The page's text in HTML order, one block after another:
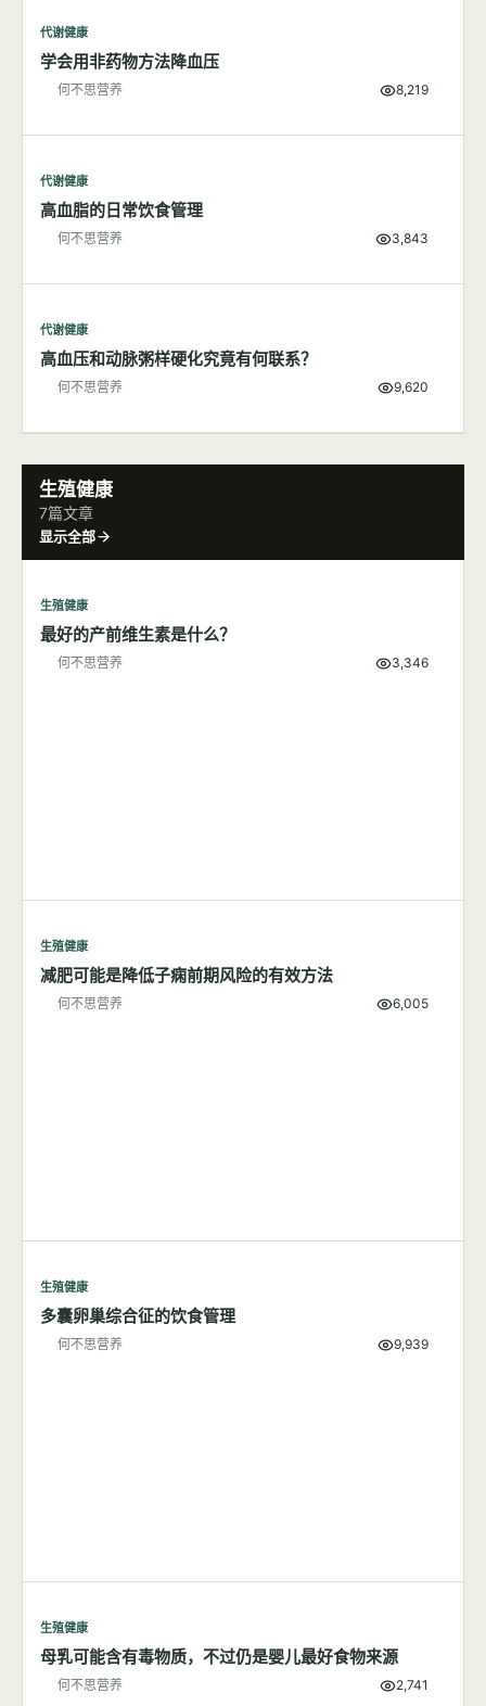
代谢健康
学会用非药物方法降血压
何不思营养 8,219
代谢健康
高血脂的日常饮食管理
何不思营养 3,843
代谢健康
高血压和动脉粥样硬化究竟有何联系？
何不思营养 9,620
生殖健康
7篇文章
显示全部
生殖健康
最好的产前维生素是什么？
何不思营养 3,346
生殖健康
减肥可能是降低子痫前期风险的有效方法
何不思营养 6,005
生殖健康
多囊卵巢综合征的饮食管理
何不思营养 9,939
生殖健康
母乳可能含有毒物质，不过仍是婴儿最好食物来源
何不思营养 2,741